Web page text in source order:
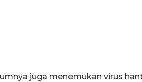
juga menemukan virus